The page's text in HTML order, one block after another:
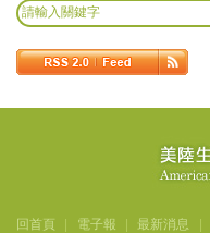
回首頁 | 電子報 | 最新消息 |